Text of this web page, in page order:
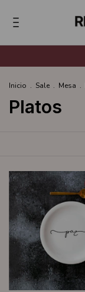
Inicio . Sale . Mesa .
Platos